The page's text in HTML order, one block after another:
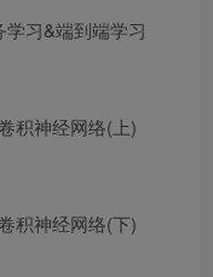
习&端到端学习
积神经网络(上)
积神经网络(下)